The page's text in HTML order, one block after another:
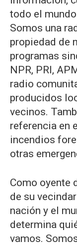
todo el
Somos una
propiedad de
programas
NPR, PRI,
radio
producidos
vecinos.
referencia en
incendios
otras
Como oyente
de su
nación y el
determina
vamos.